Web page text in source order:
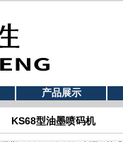
产品展示
KS68型油墨喷码机